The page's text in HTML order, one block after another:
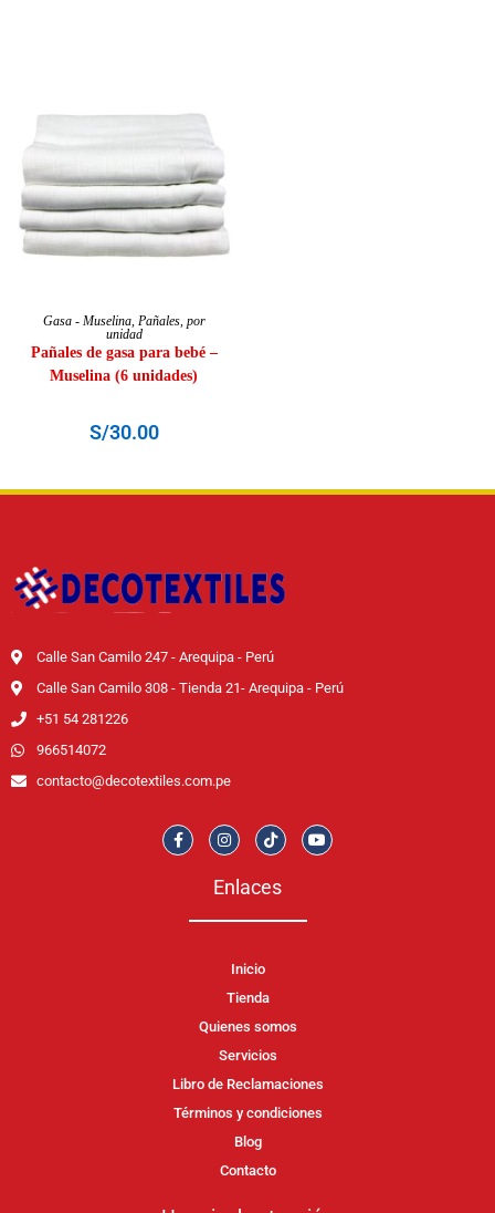
AÑADIR AL CARRITO
Gasa - Muselina, Pañales, por
unidad
Pañales de gasa para bebé –
Muselina (6 unidades)
S/30.00
Calle San Camilo 247 - Arequipa - Perú
Calle San Camilo 308 - Tienda 21- Arequipa - Perú
+51 54 281226
966514072
contacto@decotextiles.com.pe
Enlaces
Inicio
Tienda
Quienes somos
Servicios
Libro de Reclamaciones
Términos y condiciones
Blog
Contacto